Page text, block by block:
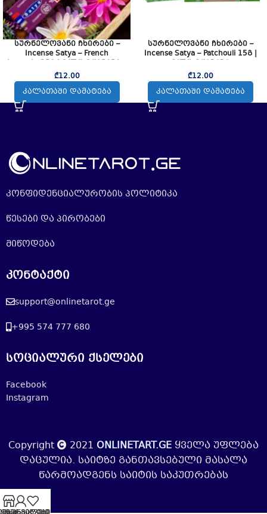
სურნელოვანი ჩხირები –
Incense Satya – French
Incense Satya – French Lavender
15g
₾12.00
ᲙᲐᲚᲐᲗᲐᲨᲘ ᲓᲐᲛᲐᲢᲔᲑᲐ
სურნელოვანი ჩხირები –
Incense Satya – Patchouli 15გ |
₾12.00
ᲙᲐᲚᲐᲗᲐᲨᲘ ᲓᲐᲛᲐᲢᲔᲑᲐ
კონფიდენციალურობის პოლიტიკა
წესები და პირობები
მიწოდება
კონტაქტი
support@onlinetarot.ge
+995 574 777 680
სოციალური ქსელები
Facebook
Instagram
Copyright 2021 ONLINETART.GEყველა უფლება
დაცულია. საიტზე განთავსებული მასალა
წარმოადგენს საიტის საკუთრებას